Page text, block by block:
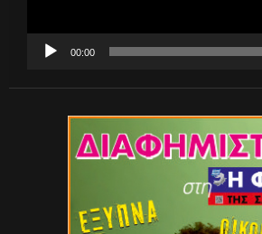
00:00